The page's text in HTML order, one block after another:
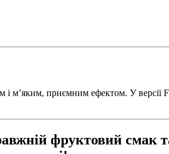
і м’яким, приємним ефектом. У версії
фруктовий смак